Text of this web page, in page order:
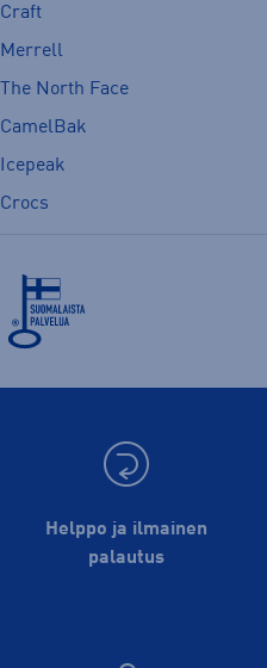
Craft
Merrell
The North Face
CamelBak
Icepeak
Crocs
Helppo ja ilmainen
palautus